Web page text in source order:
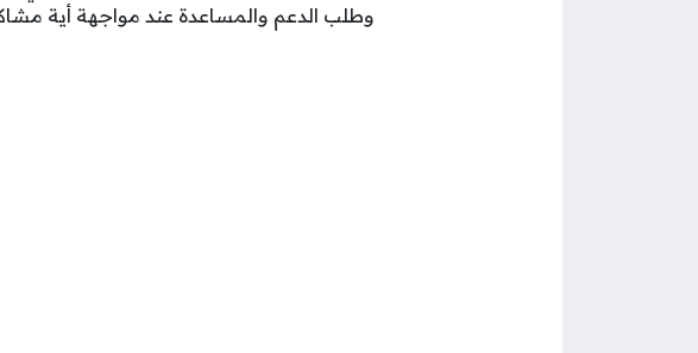
وطلب الدعم والمساعدة عند مواجهة أية